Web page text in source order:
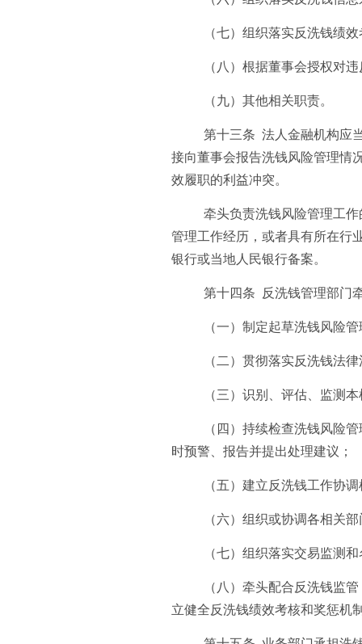
（七）组织落实反洗钱绩
（八）根据董事会授权对
（九）其他相关职责。
第十三条 法人金融机构应
接向董事会报告洗钱风险管理情
效履职的利益冲突。
牵头负责洗钱风险管理工
管理工作经历，或者具有所在行
银行或当地人民银行备案。
第十四条 反洗钱管理部门
（一）制定起草洗钱风险
（二）贯彻落实反洗钱法
（三）识别、评估、监测
（四）持续检查洗钱风险
时预警、报告并提出处理建议；
（五）建立反洗钱工作协
（六）组织或协调各相关
（七）组织落实交易监测
（八）牵头配合反洗钱监
立健全反洗钱绩效考核和奖惩机